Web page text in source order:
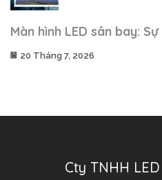
Màn hình LED sân bay:
20 Tháng 7, 2026
Cty TNHH